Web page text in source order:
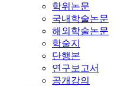
학위논문
국내학술논문
해외학술논문
학술지
단행본
연구보고서
공개강의